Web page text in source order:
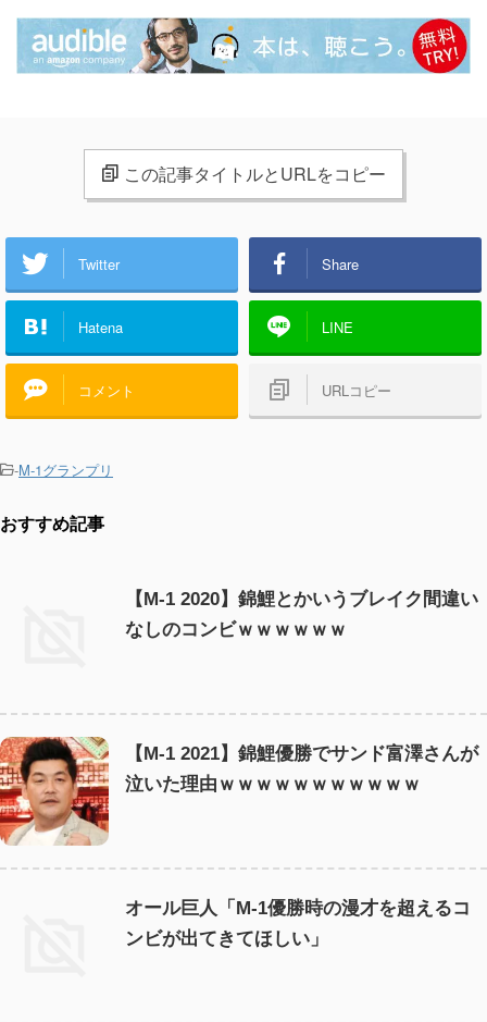
この記事タイトルとURLをコピー
Twitter Share
Hatena LINE
コメント URLコピー
-M-1グランプリ
おすすめ記事
【M-1 2020】錦鯉とかいうブレイク間違い
なしのコンビｗｗｗｗｗｗ
【M-1 2021】錦鯉優勝でサンド富澤さんが
泣いた理由ｗｗｗｗｗｗｗｗｗｗｗ
オール巨人「M-1優勝時の漫才を超えるコ
ンビが出てきてほしい」